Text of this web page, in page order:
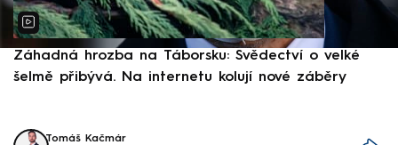
Záhadná hrozba na Táborsku: Svědectví o velké
šelmě přibývá. Na internetu kolují nové záběry
Tomáš Kačmár